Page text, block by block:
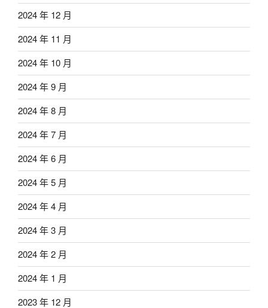
2024 年 12 月
2024 年 11 月
2024 年 10 月
2024 年 9 月
2024 年 8 月
2024 年 7 月
2024 年 6 月
2024 年 5 月
2024 年 4 月
2024 年 3 月
2024 年 2 月
2024 年 1 月
2023 年 12 月